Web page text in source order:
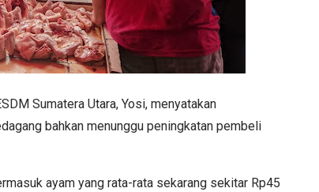
Sumatera Utara, Yosi, menyatakan
bahkan menunggu peningkatan pembeli
ayam yang rata-rata sekarang sekitar Rp45